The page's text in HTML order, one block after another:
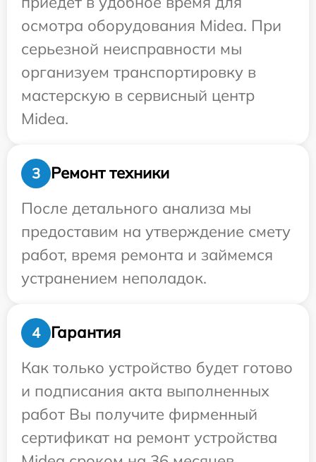
осмотра оборудования Midea. При
серьезной неисправности мы
организуем транспортировку в
мастерскую в сервисный центр
Midea.
3
Ремонт техники
После детального анализа мы
предоставим на утверждение смету
работ, время ремонта и займемся
устранением неполадок.
4
Гарантия
Как только устройство будет готово
и подписания акта выполненных
работ Вы получите фирменный
сертификат на ремонт устройства